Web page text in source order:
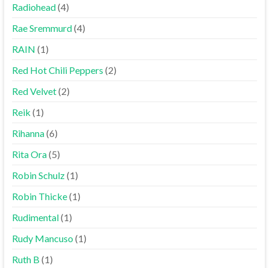
Radiohead(4)
Rae Sremmurd(4)
RAIN (1)
Red Hot Chili Peppers (2)
Red Velvet(2)
Reik (1)
Rihanna(6)
Rita Ora(5)
Robin Schulz(1)
Robin Thicke(1)
Rudimental(1)
Rudy Mancuso(1)
Ruth B (1)